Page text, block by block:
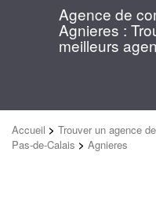
Agence de
Agnieres :
meilleurs
Accueil > Trouver un agence
Pas-de-Calais > Agnieres